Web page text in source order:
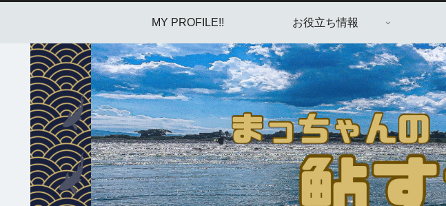
MY PROFILE!! お役立ち情報